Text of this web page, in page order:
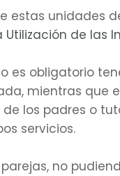
estas unidades
de las
es obligatorio
mientras que
los padres o
servicios.
no